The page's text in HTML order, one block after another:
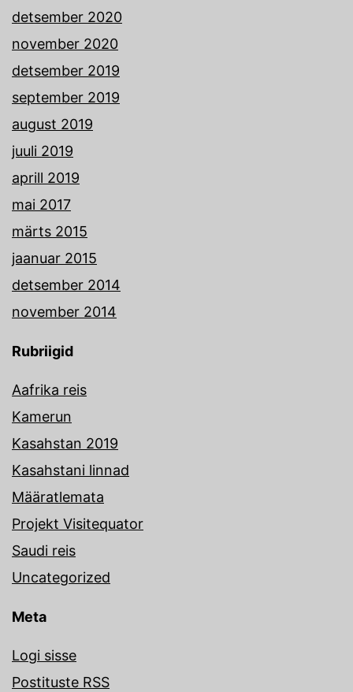
detsember 2020
november 2020
detsember 2019
september 2019
august 2019
juuli 2019
aprill 2019
mai 2017
märts 2015
jaanuar 2015
detsember 2014
november 2014
Rubriigid
Aafrika reis
Kamerun
Kasahstan 2019
Kasahstani linnad
Määratlemata
Projekt Visitequator
Saudi reis
Uncategorized
Meta
Logi sisse
Postituste RSS